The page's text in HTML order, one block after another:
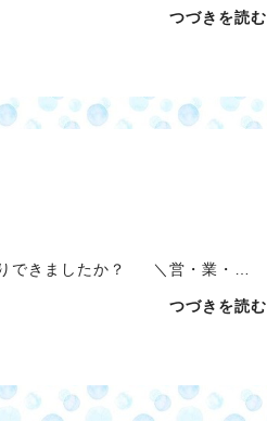
つづきを読む
できましたか？ ＼営・業・…
つづきを読む